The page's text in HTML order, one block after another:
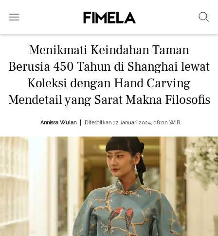
Menikmati Keindahan Taman
Berusia 450 Tahun di Shanghai lewat
Koleksi dengan Hand Carving
Mendetail yang Sarat Makna Filosofis
Annissa Wulan Diterbitkan 17 Januari 2024, 08:00 WIB